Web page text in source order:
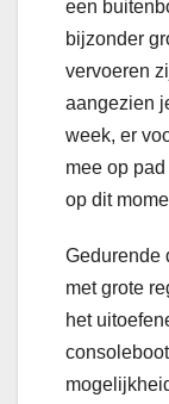
een
bijzonder
vervoeren
aangezien
week, er
mee op
op dit
Gedurende
met grote
het